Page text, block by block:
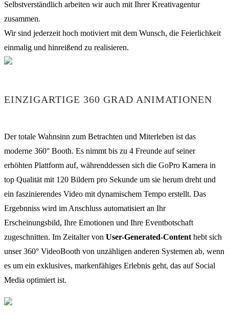
Selbstverständlich arbeiten wir auch mit Ihrer Kreativagentur
zusammen.
Wir sind jederzeit hoch motiviert mit dem Wunsch, die Feierlichkeit
einmalig und hinreißend zu realisieren.
EINZIGARTIGE 360 GRAD ANIMATIONEN
Der totale Wahnsinn zum Betrachten und Miterleben ist das
moderne 360° Booth. Es nimmt bis zu 4 Freunde auf seiner
erhöhten Plattform auf, währenddessen sich die GoPro Kamera in
top Qualität mit 120 Bildern pro Sekunde um sie herum dreht und
ein faszinierendes Video mit dynamischem Tempo erstellt. Das
Ergebnniss wird im Anschluss automatisiert an Ihr
Erscheinungsbild, Ihre Emotionen und Ihre Eventbotschaft
zugeschnitten. Im Zeitalter von User-Generated-Content hebt sich
unser 360° VideoBooth von unzähligen anderen Systemen ab, wenn
es um ein exklusives, markenfähiges Erlebnis geht, das auf Social
Media optimiert ist.